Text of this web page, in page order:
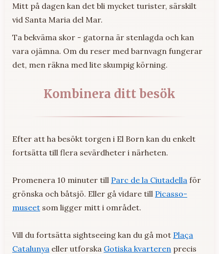
Mitt på dagen kan det bli mycket turister, särskilt
vid Santa Maria del Mar.
Ta bekväma skor - gatorna är stenlagda och kan
vara ojämna. Om du reser med barnvagn fungerar
det, men räkna med lite skumpig körning.
Kombinera ditt besök
Efter att ha besökt torgen i El Born kan du enkelt
fortsätta till flera sevärdheter i närheten.
Promenera 10 minuter till Parc de la Ciutadella för
grönska och båtsjö. Eller gå vidare till Picasso-
museet som ligger mitt i området.
Vill du fortsätta sightseeing kan du gå mot Plaça
Catalunya eller utforska Gotiska kvarteren precis